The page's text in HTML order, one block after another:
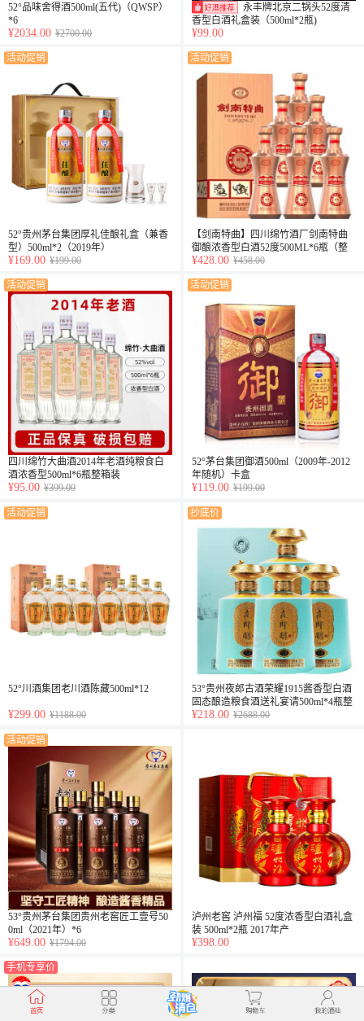
52°品味舍得酒500ml(五代)（QWSP）
*6
¥2034.00 ¥2700.00
永丰牌北京二锅头52度清
香型白酒礼盒装（500ml*2瓶)
¥99.00
活动促销
52°贵州茅台集团厚礼佳酿礼盒（兼香
型）500ml*2（2019年）
¥169.00 ¥199.00
活动促销
【剑南特曲】四川绵竹酒厂剑南特曲
御酿浓香型白酒52度500ML*6瓶（整
箱）
¥428.00 ¥458.00
活动促销
四川绵竹大曲酒2014年老酒纯粮食白
酒浓香型500ml*6瓶整箱装
¥95.00 ¥399.00
活动促销
52°茅台集团御酒500ml（2009年-2012
年随机）卡盒
¥119.00 ¥199.00
活动促销
52°川酒集团老川酒陈藏500ml*12
¥299.00 ¥1188.00
抄底价
53°贵州夜郎古酒荣耀1915酱香型白酒
固态酿造粮食酒送礼宴请500ml*4瓶整
箱装
¥218.00 ¥2688.00
活动促销
53°贵州茅台集团贵州老窖匠工壹号50
0ml（2021年）*6
¥649.00 ¥1794.00
泸州老窖 泸州福 52度浓香型白酒礼盒
装 500ml*2瓶 2017年产
¥398.00
手机专享价